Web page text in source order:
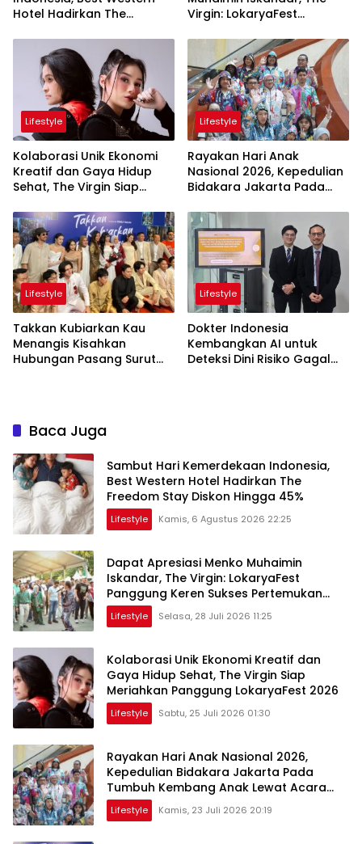
Hotel Hadirkan The
Hingga 45%
Virgin: LokaryaFest
Pertemukan Kolaborasi
Lifestyle
Kolaborasi Unik Ekonomi
Kreatif dan Gaya Hidup
Sehat, The Virgin Siap
LokaryaFest 2026
Lifestyle
Rayakan Hari Anak
Nasional 2026, Kepedulian
Bidakara Jakarta Pada
Lewat Acara Where Hope
Begins
Lifestyle
Takkan Kubiarkan Kau
Menangis Kisahkan
Hubungan Pasang Surut
Lifestyle
Dokter Indonesia
Kembangkan AI untuk
Deteksi Dini Risiko Gagal
Baca Juga
Sambut Hari Kemerdekaan Indonesia,
Best Western Hotel Hadirkan The
Freedom Stay Diskon Hingga 45%
Lifestyle Kamis, 6 Agustus 2026 22:25
Dapat Apresiasi Menko Muhaimin
Iskandar, The Virgin: LokaryaFest
Panggung Keren Sukses Pertemukan
Kolaborasi Apik
Lifestyle Selasa, 28 Juli 2026 11:25
Kolaborasi Unik Ekonomi Kreatif dan
Gaya Hidup Sehat, The Virgin Siap
Meriahkan Panggung LokaryaFest 2026
Lifestyle Sabtu, 25 Juli 2026 01:30
Rayakan Hari Anak Nasional 2026,
Kepedulian Bidakara Jakarta Pada
Tumbuh Kembang Anak Lewat Acara
Where Hope Begins
Lifestyle Kamis, 23 Juli 2026 20:19